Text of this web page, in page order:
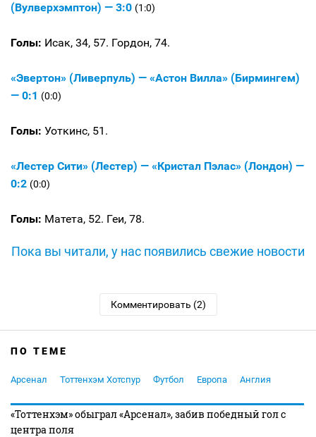
(Вулверхэмптон) — 3:0 (1:0)
Голы: Исак, 34, 57. Гордон, 74.
«Эвертон» (Ливерпуль) — «Астон Вилла» (Бирмингем)
— 0:1 (0:0)
Голы: Уоткинс, 51.
«Лестер Сити» (Лестер) — «Кристал Пэлас» (Лондон) —
0:2 (0:0)
Голы: Матета, 52. Геи, 78.
Пока вы читали, у нас появились свежие новости
Комментировать (2)
ПО ТЕМЕ
Арсенал Тоттенхэм Хотспур Футбол Европа Англия
«Тоттенхэм» обыграл «Арсенал», забив победный гол с
центра поля